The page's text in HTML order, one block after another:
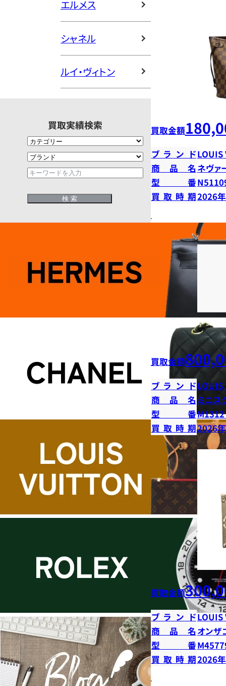
エルメス
シャネル
ルイ・ヴィトン
買取実績検索 買取金額
ブランドLOUIS
商品名 ネヴァ
型番
買取時期2026
買取金額
ブランドLOUIS
商品名 ミニス
型番
買取時期2026
買取金額
ブランドLOUIS
商品名 オンザ
型番
買取時期2026